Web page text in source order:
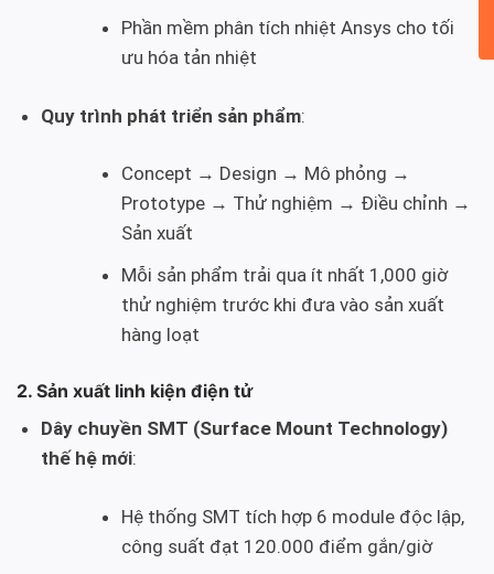
Phần mềm phân tích nhiệt Ansys cho tối
ưu hóa tản nhiệt
Quy trình phát triển sản phẩm:
Concept → Design → Mô phỏng →
Prototype → Thử nghiệm → Điều chỉnh →
Sản xuất
Mỗi sản phẩm trải qua ít nhất 1,000 giờ
thử nghiệm trước khi đưa vào sản xuất
hàng loạt
2. Sản xuất linh kiện điện tử
Dây chuyền SMT (Surface Mount Technology)
thế hệ mới:
Hệ thống SMT tích hợp 6 module độc lập,
công suất đạt 120.000 điểm gắn/giờ